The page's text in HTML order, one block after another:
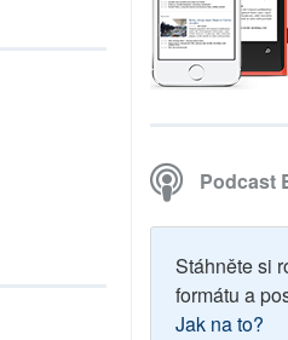
Podcast
Stáhněte si
formátu a
Jak na to?